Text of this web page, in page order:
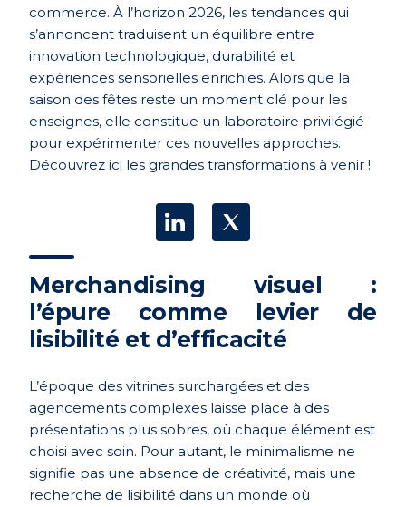
commerce. À l’horizon 2026, les tendances qui
s’annoncent traduisent un équilibre entre
innovation technologique, durabilité et
expériences sensorielles enrichies. Alors que la
saison des fêtes reste un moment clé pour les
enseignes, elle constitue un laboratoire privilégié
pour expérimenter ces nouvelles approches.
Découvrez ici les grandes transformations à venir !
Merchandising visuel :
l’épure comme levier de
lisibilité et d’efficacité
L’époque des vitrines surchargées et des
agencements complexes laisse place à des
présentations plus sobres, où chaque élément est
choisi avec soin. Pour autant, le minimalisme ne
signifie pas une absence de créativité, mais une
recherche de lisibilité dans un monde où